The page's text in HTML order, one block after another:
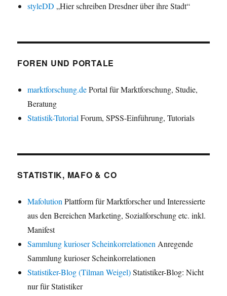
styleDD „Hier schreiben Dresdner über ihre Stadt“
FOREN UND PORTALE
marktforschung.dePortal für Marktforschung, Studie,
Beratung
Statistik-Tutorial Forum, SPSS-Einführung, Tutorials
STATISTIK, MAFO & CO
Mafolution Plattform für Marktforscher und Interessierte
aus den Bereichen Marketing, Sozialforschung etc. inkl.
Manifest
Sammlung kurioser Scheinkorrelationen Anregende
Sammlung kurioser Scheinkorrelationen
Statistiker-Blog (Tilman Weigel)Statistiker-Blog: Nicht
nur für Statistiker